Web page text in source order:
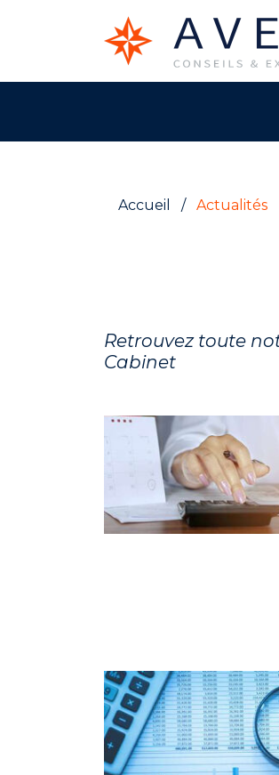
Accueil / Actualités
Retrouvez toute
Cabinet